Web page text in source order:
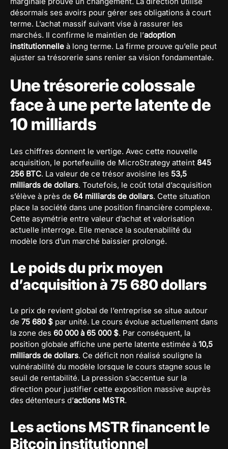
désormais ses avoirs pour gérer ses obligations à court
terme. L’achat massif suivant vise à rassurer les
marchés. Il confirme le maintien de l’adoption
institutionnelle à long terme. La firme prouve qu’elle peut
ajuster sa trésorerie sans renier sa vision fondamentale.
Une trésorerie colossale
face à une perte latente de
10 milliards
Les chiffres donnent le vertige. Avec cette nouvelle
acquisition, le portefeuille de MicroStrategy atteint 845
256 BTC. La valeur de ce trésor avoisine les 53,5
milliards de dollars. Toutefois, le coût total d’acquisition
s’élève à près de 64 milliards de dollars. Cette situation
place la société dans une position financière complexe.
Cette asymétrie entre valeur d’achat et valorisation
actuelle interroge. Elle menace la soutenabilité du
modèle lors d’un marché baissier prolongé.
Le poids du prix moyen
d’acquisition à 75 680 dollars
Le prix de revient global de l’entreprise se situe autour
de 75 680 $ par unité. Le cours évolue actuellement dans
la zone des 60 000 à 65 000 $. Par conséquent, la
position globale affiche une perte latente estimée à 10,5
milliards de dollars. Ce déficit non réalisé souligne la
vulnérabilité du modèle lorsque le cours stagne sous le
seuil de rentabilité. La pression s’accentue sur la
direction pour justifier cette exposition massive auprès
des détenteurs d’actions MSTR.
Les actions MSTR financent le
Bitcoin institutionnel